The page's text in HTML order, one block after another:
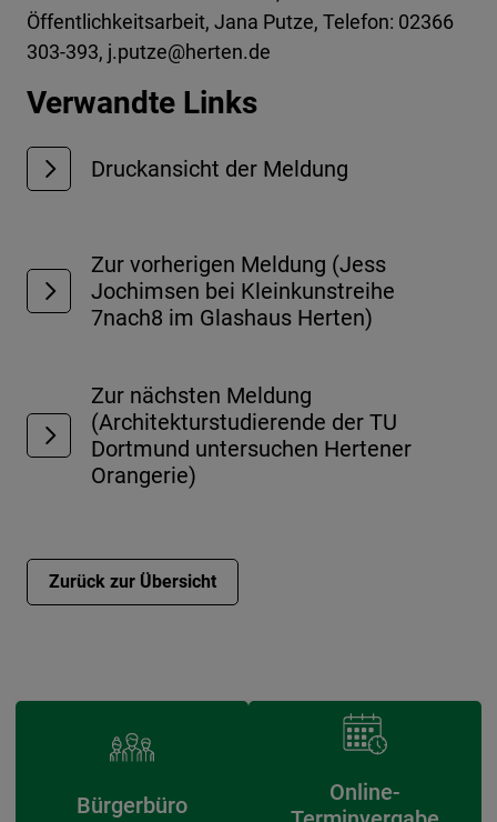
Öffentlichkeitsarbeit, Jana Putze, Telefon: 02366
303-393, j.putze@herten.de
Verwandte Links
Druckansicht der Meldung
Zur vorherigen Meldung (Jess
Jochimsen bei Kleinkunstreihe
7nach8 im Glashaus Herten)
Zur nächsten Meldung
(Architekturstudierende der TU
Dortmund untersuchen Hertener
Orangerie)
Zurück zur Übersicht
Bürgerbüro
Online-